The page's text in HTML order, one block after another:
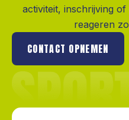
activiteit, inschrijving
reageren
CONTACT OPNEMEN